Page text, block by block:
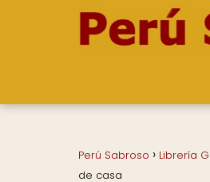
Perú Sabroso Librería
de casa